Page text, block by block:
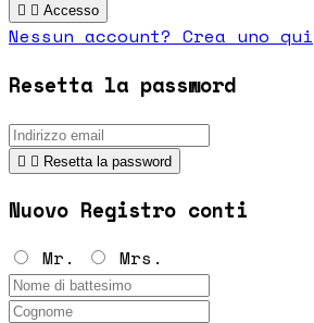
  Accesso
Nessun account? Crea uno qui
Resetta la password
  Resetta la password
Nuovo Registro conti
Mr. Mrs.